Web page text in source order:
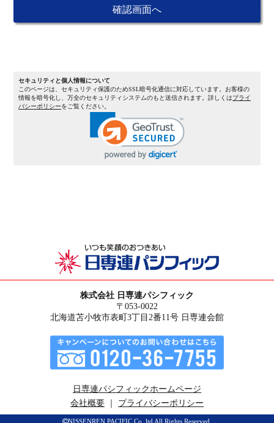
セキュリティと個人情報について
このページは、セキュリティ保護のためSSL暗号化通信に対応しています。お客様の
情報を暗号化し、万全のセキュリティシステムのもと送信されます。詳しくはプライ
バシーポリシーをご覧ください。
株式会社 日専連パシフィック
〒053-0022
北海道苫小牧市表町3丁目2番11号 日専連会館
日専連パシフィックホームページ
会社概要 ｜ プライバシーポリシー
NISSENREN PACIFIC Co.,ltd All Rights Reserved.